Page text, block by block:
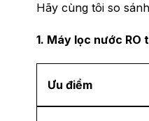
Hãy cùng tôi so
1. Máy lọc nước RO
Ưu điểm